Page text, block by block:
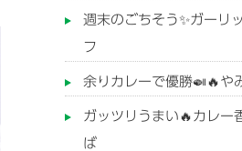
週末のごちそう✨ガーリ
フ
余りカレーで優勝🍛🔥や
ガッツリうまい🔥カレー
ば